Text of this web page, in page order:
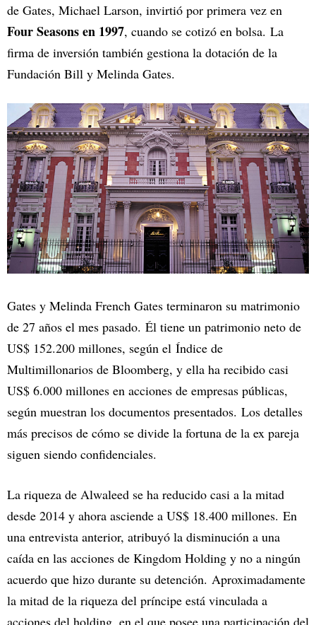
de Gates, Michael Larson, invirtió por primera vez en
Four Seasons en 1997, cuando se cotizó en bolsa. La
firma de inversión también gestiona la dotación de la
Fundación Bill y Melinda Gates.
Gates y Melinda French Gates terminaron su matrimonio
de 27 años el mes pasado. Él tiene un patrimonio neto de
US$ 152.200 millones, según el Índice de
Multimillonarios de Bloomberg, y ella ha recibido casi
US$ 6.000 millones en acciones de empresas públicas,
según muestran los documentos presentados. Los detalles
más precisos de cómo se divide la fortuna de la ex pareja
siguen siendo confidenciales.
La riqueza de Alwaleed se ha reducido casi a la mitad
desde 2014 y ahora asciende a US$ 18.400 millones. En
una entrevista anterior, atribuyó la disminución a una
caída en las acciones de Kingdom Holding y no a ningún
acuerdo que hizo durante su detención. Aproximadamente
la mitad de la riqueza del príncipe está vinculada a
acciones del holding, en el que posee una participación del